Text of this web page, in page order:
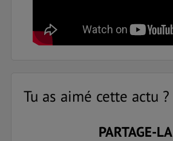
Tu as aimé cette actu ?
PARTAGE-LA